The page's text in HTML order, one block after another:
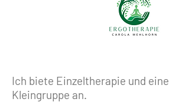
Ich biete Einzeltherapie und eine
Kleingruppe an.